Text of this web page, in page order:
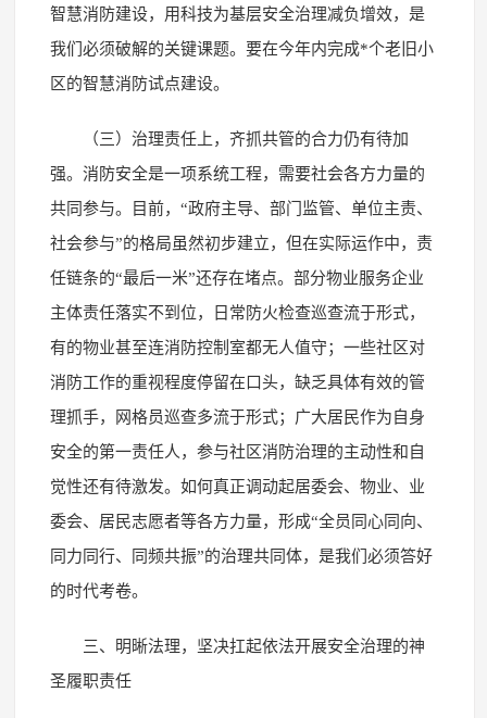
智慧消防建设，用科技为基层安全治理减负增效，是
我们必须破解的关键课题。要在今年内完成*个老旧小
区的智慧消防试点建设。
（三）治理责任上，齐抓共管的合力仍有待加
强。消防安全是一项系统工程，需要社会各方力量的
共同参与。目前，“政府主导、部门监管、单位主责、
社会参与”的格局虽然初步建立，但在实际运作中，责
任链条的“最后一米”还存在堵点。部分物业服务企业
主体责任落实不到位，日常防火检查巡查流于形式，
有的物业甚至连消防控制室都无人值守；一些社区对
消防工作的重视程度停留在口头，缺乏具体有效的管
理抓手，网格员巡查多流于形式；广大居民作为自身
安全的第一责任人，参与社区消防治理的主动性和自
觉性还有待激发。如何真正调动起居委会、物业、业
委会、居民志愿者等各方力量，形成“全员同心同向、
同力同行、同频共振”的治理共同体，是我们必须答好
的时代考卷。
三、明晰法理，坚决扛起依法开展安全治理的神
圣履职责任